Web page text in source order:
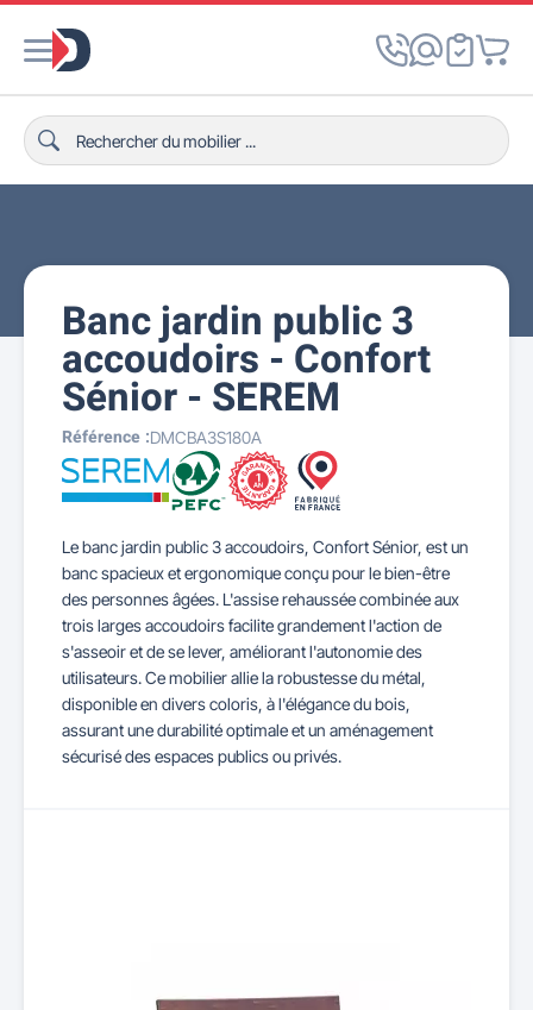
Banc jardin public 3
accoudoirs - Confort
Sénior - SEREM
Référence :DMCBA3S180A
Le banc jardin public 3 accoudoirs, Confort Sénior, est un
banc spacieux et ergonomique conçu pour le bien-être
des personnes âgées. L'assise rehaussée combinée aux
trois larges accoudoirs facilite grandement l'action de
s'asseoir et de se lever, améliorant l'autonomie des
utilisateurs. Ce mobilier allie la robustesse du métal,
disponible en divers coloris, à l'élégance du bois,
assurant une durabilité optimale et un aménagement
sécurisé des espaces publics ou privés.